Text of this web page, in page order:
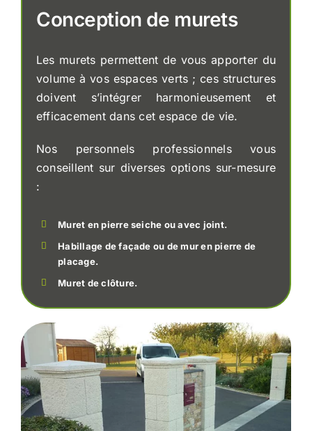
Conception de murets
Les murets permettent de vous apporter du
volume à vos espaces verts ; ces structures
doivent s’intégrer harmonieusement et
efficacement dans cet espace de vie.
Nos personnels professionnels vous
conseillent sur diverses options sur-mesure
:
Muret en pierre seiche ou avec joint.
Habillage de façade ou de mur en pierre de
placage.
Muret de clôture.